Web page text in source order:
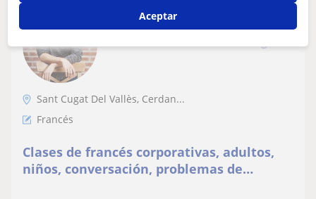
Monica
Sant Cugat Del Vallès, Cerdan...
Francés
Clases de francés corporativas, adultos,
niños, conversación, problemas de
Aceptar